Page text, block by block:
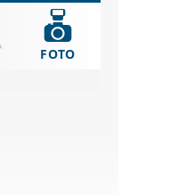
FOTO